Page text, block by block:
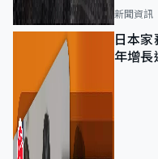
新聞資訊
日本
年增長